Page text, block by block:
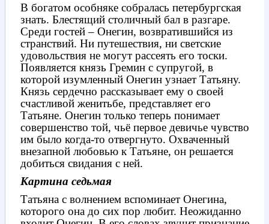
В богатом особняке собралась петербургская
знать. Блестящий столичный бал в разгаре.
Среди гостей – Онегин, возвратившийся из
странствий. Ни путешествия, ни светские
удовольствия не могут рассеять его тоски.
Появляется князь Гремин с супругой, в
которой изумленный Онегин узнает Татьяну.
Князь сердечно рассказывает ему о своей
счастливой женитьбе, представляет его
Татьяне. Онегин только теперь понимает
совершенство той, чьё первое девичье чувство
им было когда-то отвергнуто. Охваченный
внезапной любовью к Татьяне, он решается
добиться свидания с ней.
Картина седьмая
Татьяна с волнением вспоминает Онегина,
которого она до сих пор любит. Неожиданно